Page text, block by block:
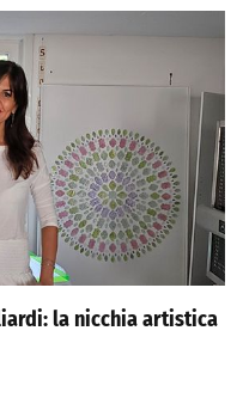
la nicchia artistica